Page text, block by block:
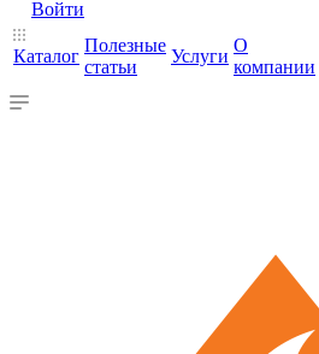
Войти
Каталог
Полезные
статьи
Услуги
О
компании